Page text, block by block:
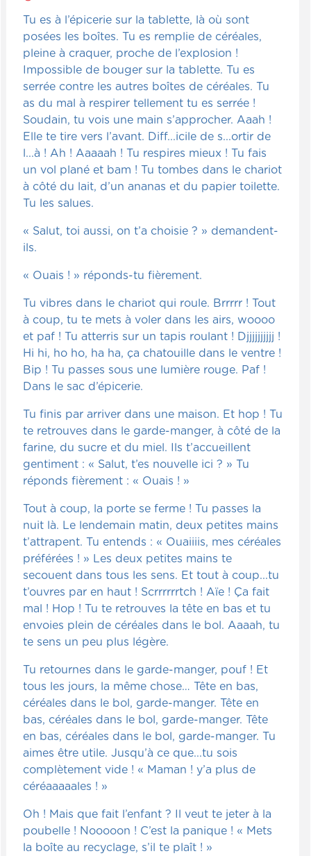
Tu es à l’épicerie sur la tablette, là où sont
posées les boîtes. Tu es remplie de céréales,
pleine à craquer, proche de l’explosion !
Impossible de bouger sur la tablette. Tu es
serrée contre les autres boîtes de céréales. Tu
as du mal à respirer tellement tu es serrée !
Soudain, tu vois une main s’approcher. Aaah !
Elle te tire vers l’avant. Diff...icile de s...ortir de
l...à ! Ah ! Aaaaah ! Tu respires mieux ! Tu fais
un vol plané et bam ! Tu tombes dans le chariot
à côté du lait, d’un ananas et du papier toilette.
Tu les salues.
« Salut, toi aussi, on t’a choisie ? » demandent-
ils.
« Ouais ! » réponds-tu fièrement.
Tu vibres dans le chariot qui roule. Brrrrr ! Tout
à coup, tu te mets à voler dans les airs, woooo
et paf ! Tu atterris sur un tapis roulant ! Djjjjjjjjjj !
Hi hi, ho ho, ha ha, ça chatouille dans le ventre !
Bip ! Tu passes sous une lumière rouge. Paf !
Dans le sac d’épicerie.
Tu finis par arriver dans une maison. Et hop ! Tu
te retrouves dans le garde-manger, à côté de la
farine, du sucre et du miel. Ils t’accueillent
gentiment : « Salut, t’es nouvelle ici ? » Tu
réponds fièrement : « Ouais ! »
Tout à coup, la porte se ferme ! Tu passes la
nuit là. Le lendemain matin, deux petites mains
t’attrapent. Tu entends : « Ouaiiiis, mes céréales
préférées ! » Les deux petites mains te
secouent dans tous les sens. Et tout à coup...tu
t’ouvres par en haut ! Scrrrrrrtch ! Aïe ! Ça fait
mal ! Hop ! Tu te retrouves la tête en bas et tu
envoies plein de céréales dans le bol. Aaaah, tu
te sens un peu plus légère.
Tu retournes dans le garde-manger, pouf ! Et
tous les jours, la même chose… Tête en bas,
céréales dans le bol, garde-manger. Tête en
bas, céréales dans le bol, garde-manger. Tête
en bas, céréales dans le bol, garde-manger. Tu
aimes être utile. Jusqu’à ce que...tu sois
complètement vide ! « Maman ! y’a plus de
céréaaaaales ! »
Oh ! Mais que fait l’enfant ? Il veut te jeter à la
poubelle ! Nooooon ! C’est la panique ! « Mets
la boîte au recyclage, s’il te plaît ! »